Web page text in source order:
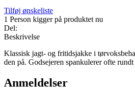
Tilføj ønskeliste
1 Person kigger på produktet nu
Del:
Beskrivelse
Klassisk jagt- og fritidsjakke i
den på. Godsejeren spankulerer ofte rundt
Anmeldelser